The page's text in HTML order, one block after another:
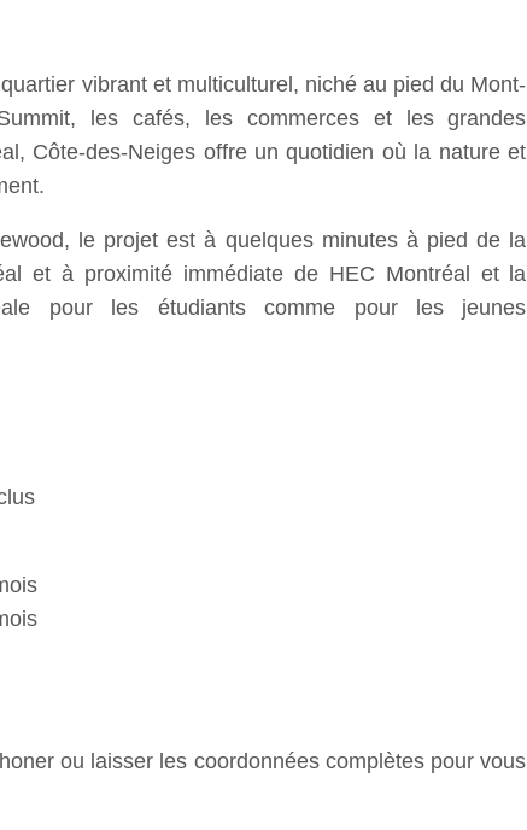
vibrant et multiculturel, niché au pied du Mont-
les cafés, les commerces et les grandes
Côte-des-Neiges offre un quotidien où la nature et
le projet est à quelques minutes à pied de la
et à proximité immédiate de HEC Montréal et la
pour les étudiants comme pour les jeunes
ou laisser les coordonnées complètes pour vous